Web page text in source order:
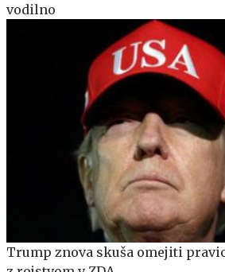
vodilno
Trump znova skuša omejiti